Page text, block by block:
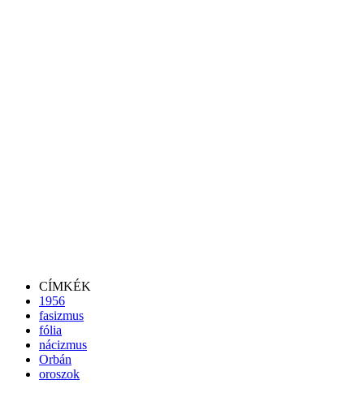
CÍMKÉK
1956
fasizmus
fólia
nácizmus
Orbán
oroszok